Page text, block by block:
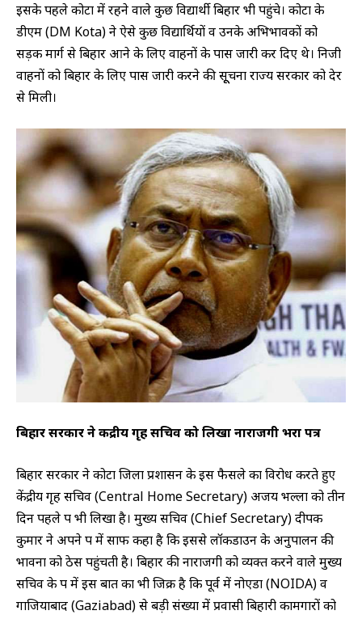
इसके पहले कोटा में रहने वाले कुछ विद्यार्थी बिहार भी पहुंचे। कोटा के
डीएम (DM Kota) ने ऐसे कुछ विद्यार्थियों व उनके अभिभावकों को
सड़क मार्ग से बिहार आने के लिए वाहनों के पास जारी कर दिए थे। निजी
वाहनों को बिहार के लिए पास जारी करने की सूूचना राज्य सरकार को देर
से मिली।
बिहार सरकार ने केंद्रीय गृह सचिव को लिखा नाराजगी भरा पत्र
बिहार सरकार ने कोटा जिला प्रशासन के इस फैसले का विरोध करते हुए
केंद्रीय गृह सचिव (Central Home Secretary) अजय भल्ला को तीन
दिन पहले पत्र भी लिखा है। मुख्य सचिव (Chief Secretary) दीपक
कुमार ने अपने पत्र में साफ कहा है कि इससे लॉकडाउन के अनुपालन की
भावना को ठेस पहुंचती है। बिहार की नाराजगी को व्यक्त करने वाले मुख्य
सचिव के पत्र में इस बात का भी जिक्र है कि पूर्व में नोएडा (NOIDA) व
गाजियाबाद (Gaziabad) से बड़ी संख्या में प्रवासी बिहारी कामगारों को